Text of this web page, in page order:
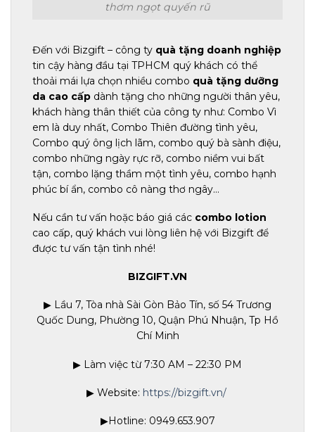
thơm ngọt quyến rũ
Đến với Bizgift – công ty quà tặng doanh nghiệp
tin cậy hàng đầu tại TPHCM quý khách có thể
thoải mái lựa chọn nhiều combo quà tặng dưỡng
da cao cấp dành tặng cho những người thân yêu,
khách hàng thân thiết của công ty như: Combo Vì
em là duy nhất, Combo Thiên đường tình yêu,
Combo quý ông lịch lãm, combo quý bà sành điệu,
combo những ngày rực rỡ, combo niềm vui bất
tận, combo lặng thầm một tình yêu, combo hạnh
phúc bí ẩn, combo cô nàng thơ ngây…
Nếu cần tư vấn hoặc báo giá các combo lotion
cao cấp, quý khách vui lòng liên hệ với Bizgift để
được tư vấn tận tình nhé!
BIZGIFT.VN
▶ Lầu 7, Tòa nhà Sài Gòn Bảo Tín, số 54 Trương
Quốc Dung, Phường 10, Quận Phú Nhuận, Tp Hồ
Chí Minh
▶ Làm việc từ 7:30 AM – 22:30 PM
▶ Website: https://bizgift.vn/
▶Hotline: 0949.653.907